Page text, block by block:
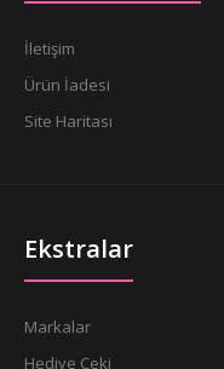
İletişim
Ürün İadesi
Site Haritası
Ekstralar
Markalar
Hediye Çeki